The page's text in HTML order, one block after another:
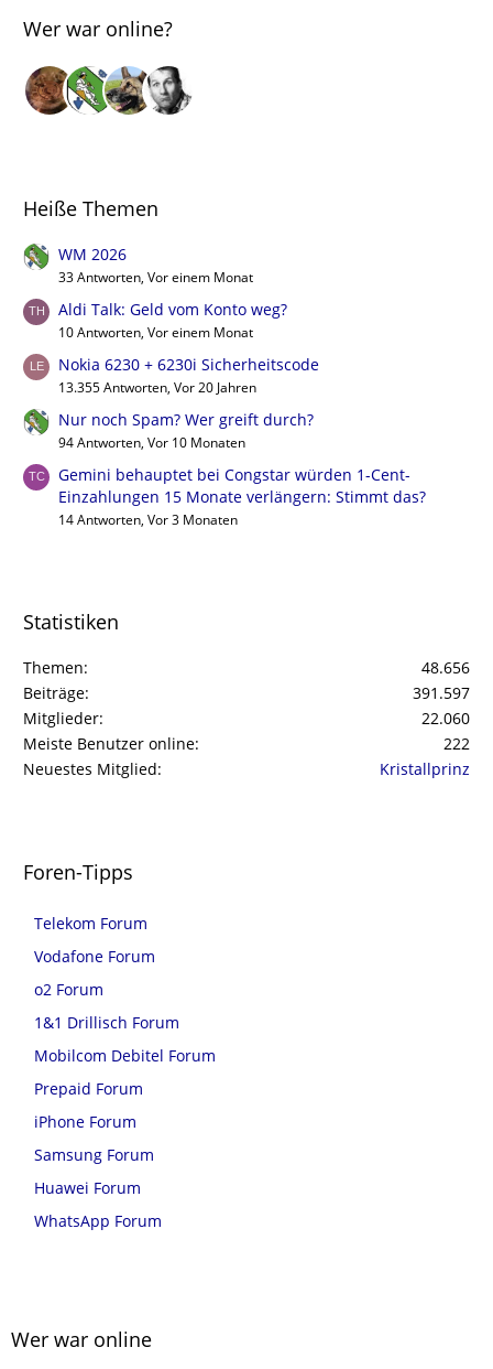
Wer war online?
Heiße Themen
WM 2026
33 Antworten, Vor einem Monat
Aldi Talk: Geld vom Konto weg?
10 Antworten, Vor einem Monat
Nokia 6230 + 6230i Sicherheitscode
13.355 Antworten, Vor 20 Jahren
Nur noch Spam? Wer greift durch?
94 Antworten, Vor 10 Monaten
Gemini behauptet bei Congstar würden 1-Cent-
Einzahlungen 15 Monate verlängern: Stimmt das?
14 Antworten, Vor 3 Monaten
Statistiken
Themen
48.656
Beiträge
391.597
Mitglieder
22.060
Meiste Benutzer online
222
Neuestes Mitglied
Kristallprinz
Foren-Tipps
Telekom Forum
Vodafone Forum
o2 Forum
1&1 Drillisch Forum
Mobilcom Debitel Forum
Prepaid Forum
iPhone Forum
Samsung Forum
Huawei Forum
WhatsApp Forum
Wer war online